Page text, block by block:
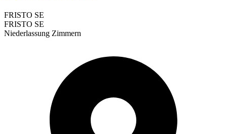
FRISTO SE
FRISTO SE
Niederlassung Zimmern